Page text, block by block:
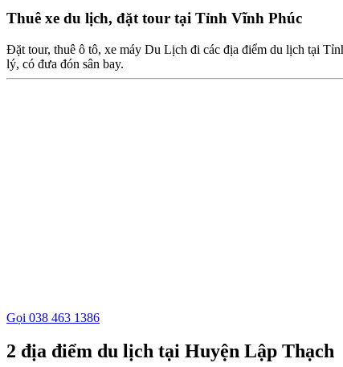
Thuê xe du lịch, đặt tour tại Tỉnh Vĩnh Phúc
Đặt tour, thuê ô tô, xe máy Du Lịch đi các địa điểm du lịch tại
lý, có đưa đón sân bay.
Gọi 038 463 1386
2 địa điểm du lịch tại Huyện Lập Thạch